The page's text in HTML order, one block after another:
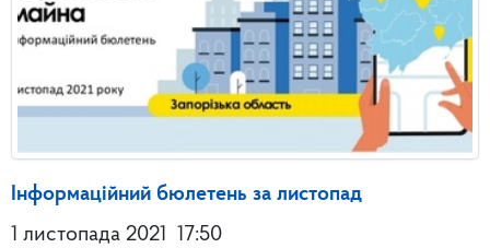
Інформаційний бюлетень за листопад
1 листопада 2021
17:50